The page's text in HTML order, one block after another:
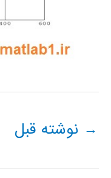
→ نوشته قبل